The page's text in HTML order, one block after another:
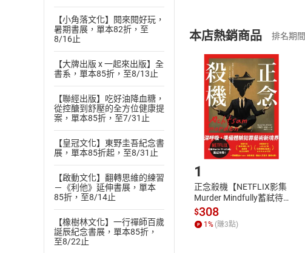
【小角落文化】閱來閱好玩，
暑期書展，單本82折，至
8/16止
【大牌出版 x 一起來出版】全
書系，單本85折，至8/13止
【聯經出版】吃好油降血糖，
從控醣到舒壓的全方位健康提
案，單本85折，至7/31止
【皇冠文化】東野圭吾紀念書
展，單本85折起，至8/31止
【啟動文化】翻轉思維的練習
－《利他》延伸書展，單本
85折，至8/14止
【橡樹林文化】一行禪師百歲
誕辰紀念書展，單本85折，
至8/22止
(二)消費者訂購本
且已下載/存取電子書
退貨方式：您欲取消
貨」，本店鋪將依您
請注意，樂天市場須
挑選商品
Choose
購書後，如何開
Step1.選擇閱
本店熱銷商品 排名期
1
正念殺機【NETFLIX影集
Murder Mindfully蓄弒待
發】【電子書】
$308
1 % (賺3點)